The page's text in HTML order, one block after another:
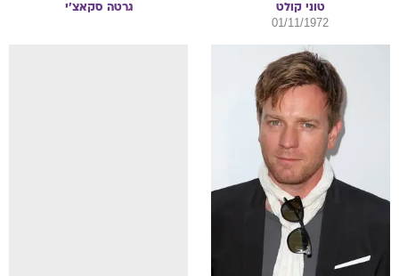
טוני קולט
01/11/1972
גרטה סקאצ'י